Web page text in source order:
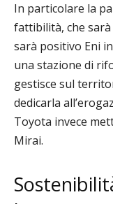
In particolare la
fattibilità, che sarà
sarà positivo Eni
una stazione di
gestisce sul
dedicarla
Toyota invece
Mirai.